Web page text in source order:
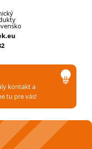
kontakt a
tu pre vás!